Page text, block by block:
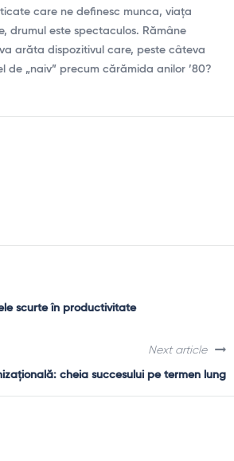
care ne definesc munca, viața
drumul este spectaculos. Rămâne
arăta dispozitivul care, peste câteva
de „naiv” precum cărămida anilor ’80?
scurte în productivitate
Next article
cheia succesului pe termen lung